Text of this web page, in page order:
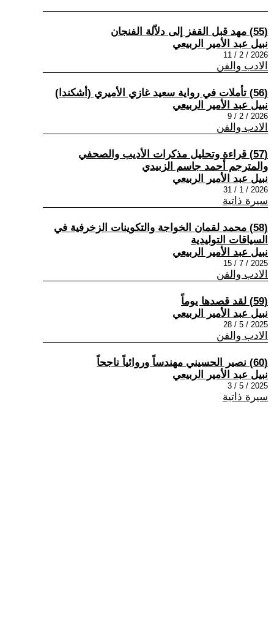
(55) مهد قبل القفز إلى دلاّلة الفنجان
نبيل عبد الأمير الربيعي
2026 / 2 / 11
الادب والفن
(56) تأملات في رواية سعيد غازي الأميري (أشكندا)
نبيل عبد الأمير الربيعي
2026 / 2 / 9
الادب والفن
(57) قراءة وتحليل مذكرات الأديب والصحفي
والمترجم أحمد جاسم الزبيدي
نبيل عبد الأمير الربيعي
2026 / 1 / 31
سيرة ذاتية
(58) محمد لقمان الخواجة والتكوينات الزخرفية في
السياقات التوليدية
نبيل عبد الأمير الربيعي
2025 / 7 / 15
الادب والفن
(59) لقد قصدها يوماً
نبيل عبد الأمير الربيعي
2025 / 5 / 28
الادب والفن
(60) نصير الحسيني مهندساً وروائياً ناجحاً
نبيل عبد الأمير الربيعي
2025 / 5 / 3
سيرة ذاتية